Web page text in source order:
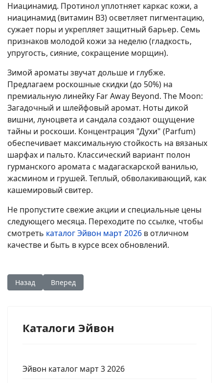
Ниацинамид. Протинол уплотняет каркас кожи, а
ниацинамид (витамин B3) осветляет пигментацию,
сужает поры и укрепляет защитный барьер. Семь
признаков молодой кожи за неделю (гладкость,
упругость, сияние, сокращение морщин).
Зимой ароматы звучат дольше и глубже.
Предлагаем роскошные скидки (до 50%) на
премиальную линейку Far Away Beyond. The Moon:
Загадочный и шлейфовый аромат. Ноты дикой
вишни, луноцвета и сандала создают ощущение
тайны и роскоши. Концентрация "Духи" (Parfum)
обеспечивает максимальную стойкость на вязаных
шарфах и пальто. Классический вариант полон
гурманского аромата с мадагаскарской ванилью,
жасмином и грушей. Теплый, обволакивающий, как
кашемировый свитер.
Не пропустите свежие акции и специальные цены
следующего месяца. Переходите по ссылке, чтобы
смотреть каталог Эйвон март 2026 в отличном
качестве и быть в курсе всех обновлений.
Предыдущий: Каталог Эйвон январь 1 2026 смотреть
Назад Следующий: Каталог Эйвон март 3 2026
Вперед
Каталоги Эйвон
Эйвон каталог март 3 2026